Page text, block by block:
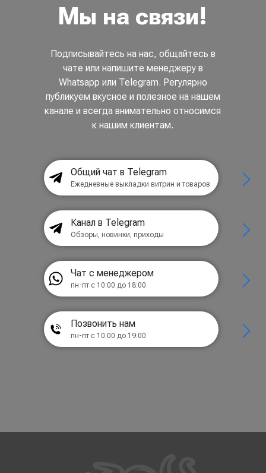
Мы на связи!
Подписывайтесь на нас, общайтесь в
чате или напишите менеджеру в
Whatsapp или Telegram. Регулярно
публикуем вкусное и полезное на нашем
канале и всегда внимательно относимся
к нашим клиентам.
Общий чат в Telegram
Ежедневные выкладки витрин и товаров
Канал в Telegram
Обзоры, новинки, приходы
Чат с менеджером
пн-пт с 10:00 до 18:00
Позвонить нам
пн-пт с 10:00 до 19:00